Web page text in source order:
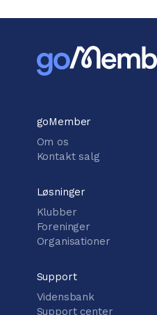
goMember
Om os
Kontakt salg
Løsninger
Klubber
Foreninger
Organisationer
Support
Vidensbank
Support center